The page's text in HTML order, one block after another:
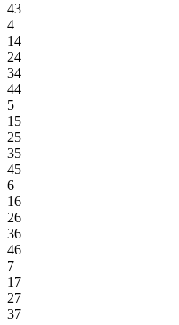
43
4
14
24
34
44
5
15
25
35
45
6
16
26
36
46
7
17
27
37